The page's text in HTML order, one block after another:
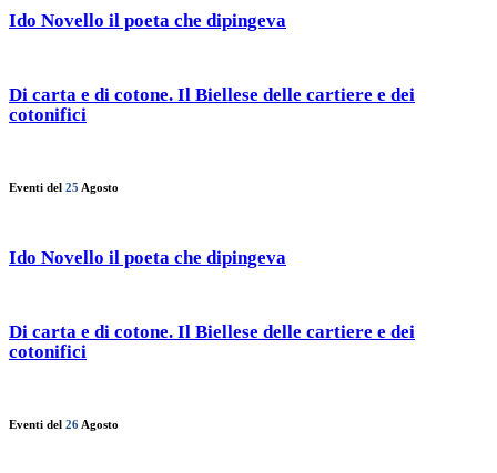
Ido Novello il poeta che dipingeva
Di carta e di cotone. Il Biellese delle cartiere e dei
cotonifici
Eventi del 25 Agosto
Ido Novello il poeta che dipingeva
Di carta e di cotone. Il Biellese delle cartiere e dei
cotonifici
Eventi del 26 Agosto